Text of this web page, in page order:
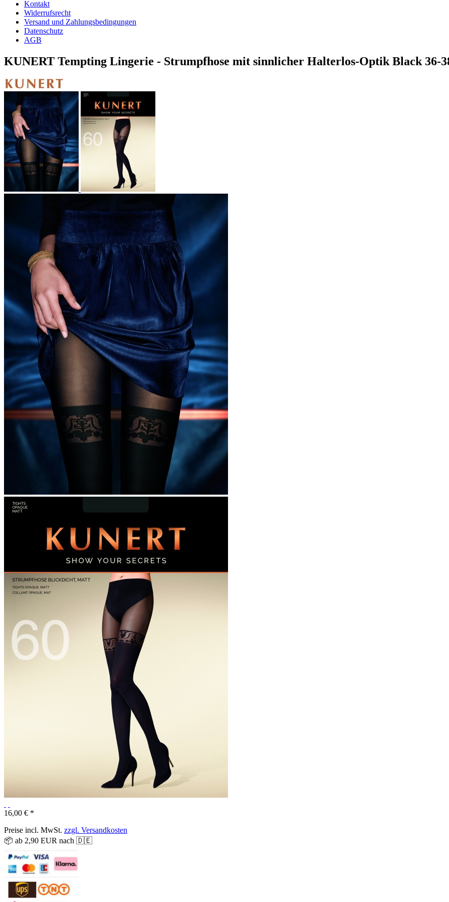
Kontakt
Widerrufsrecht
Versand und Zahlungsbedingungen
Datenschutz
AGB
KUNERT Tempting Lingerie - Strumpfhose mit sinnlicher Halterlos-Optik Black 36-
16,00 € *
Preise incl. MwSt. zzgl. Versandkosten
📦 ab 2,90 EUR nach 🇩🇪